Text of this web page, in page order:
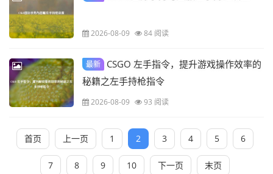
2026-08-09 84 阅读
最新
CSGO 左手指令，提升游戏操作效率的
秘籍之左手持枪指令
2026-08-09 93 阅读
首页 上一页 1 2 3 4 5 6
7 8 9 10 下一页 末页